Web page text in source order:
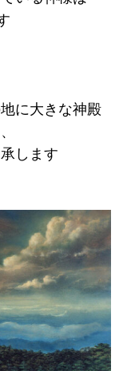
に大きな神殿
します